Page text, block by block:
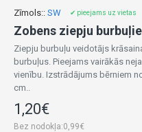
Zīmols:: SW ✔ pieejams uz vietas
Zobens ziepju
Ziepju burbuļu veidotājs
burbuļus. Pieejams vairākās
vienību. Izstrādājums bērniem
cm..
1,20€
Bez nodokļa:0,99€